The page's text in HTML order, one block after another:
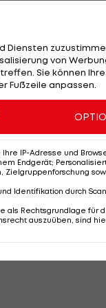
erfüllt.
hatte keinen
ihre
nach
nach zwei
Diensten
von
Sie können
Fußzeile anpassen.
IP-Adresse und
Endgerät;
Identifikation durch
als Rechtsgrundlage für
auszuüben, sind